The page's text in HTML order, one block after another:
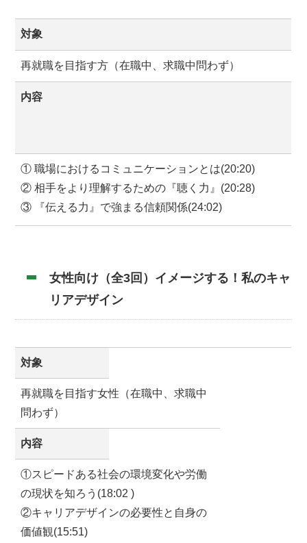
対象
再就職を目指す方（在職中、求職中問わず）
内容
① 職場におけるコミュニケーションとは(20:20)
② 相手をより理解するための『聴く力』(20:28)
③ 『伝える力』で強まる信頼関係(24:02)
女性向け（全3回）イメージする！私のキャ
リアデザイン
対象
再就職を目指す女性（在職中、求職中
問わず）
内容
①スピードある社会の環境変化や労働
の現状を知ろう(18:02 )
②キャリアデザインの必要性と自身の
価値観(15:51)